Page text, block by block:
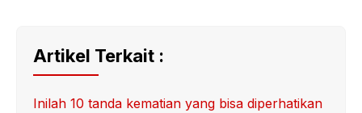
Artikel Terkait :
Inilah 10 tanda kematian yang bisa diperhatikan